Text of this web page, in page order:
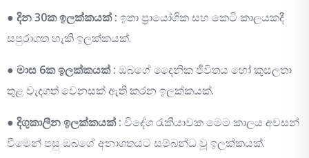
● දින 30ක ඉලක්කයක් : ඉතා ප්‍රායෝගික සහ කෙටි කාලයකදී
සපුරාගත හැකි ඉලක්කයක්.
● මාස 6ක ඉලක්කයක් : ඔබගේ දෛනික ජීවිතය හෝ කුසලතා
තුළ වැදගත් වෙනසක් ඇති කරන ඉලක්කයක්.
● දිගුකාලීන ඉලක්කයක් : විදේශ රැකියාවක මෙම කාලය අවසන්
වීමෙන් පසු ඔබගේ අනාගතයට සම්බන්ධ වූ ඉලක්කයක්.